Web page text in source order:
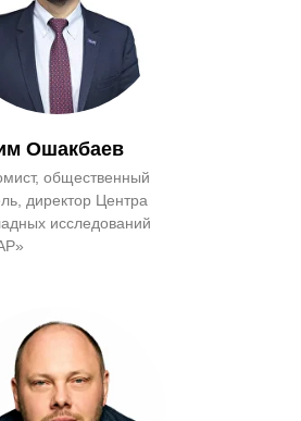
Ошакбаев
общественный
директор Центра
исследований